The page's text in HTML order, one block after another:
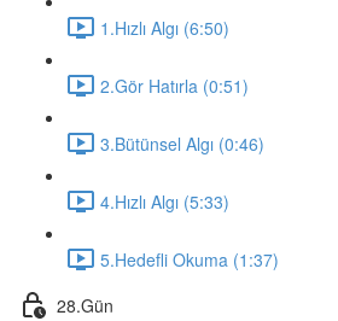
1.Hızlı Algı (6:50)
2.Gör Hatırla (0:51)
3.Bütünsel Algı (0:46)
4.Hızlı Algı (5:33)
5.Hedefli Okuma (1:37)
28.Gün